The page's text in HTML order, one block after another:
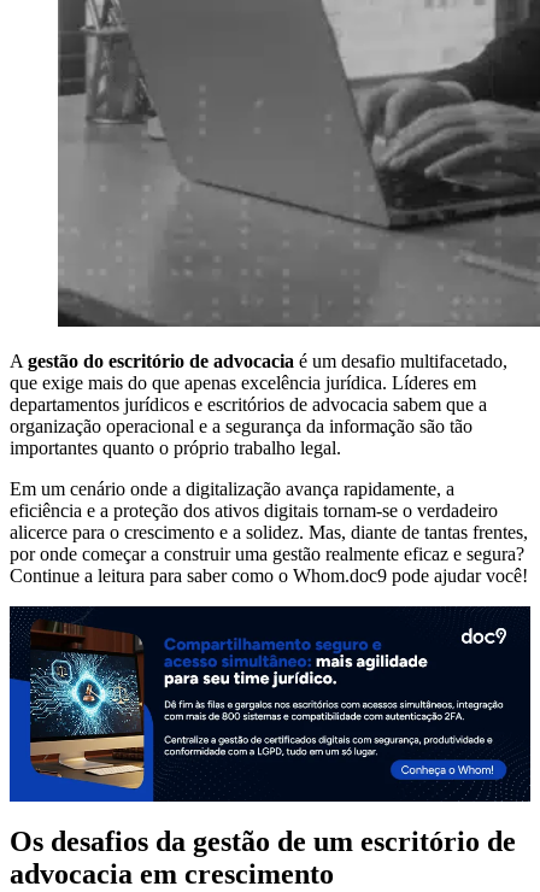
A gestão do escritório de advocacia é um desafio multifacetado,
que exige mais do que apenas excelência jurídica. Líderes em
departamentos jurídicos e escritórios de advocacia sabem que a
organização operacional e a segurança da informação são tão
importantes quanto o próprio trabalho legal.
Em um cenário onde a digitalização avança rapidamente, a
eficiência e a proteção dos ativos digitais tornam-se o verdadeiro
alicerce para o crescimento e a solidez. Mas, diante de tantas frentes,
por onde começar a construir uma gestão realmente eficaz e segura?
Continue a leitura para saber como o Whom.doc9 pode ajudar você!
Os desafios da gestão de um escritório de
advocacia em crescimento